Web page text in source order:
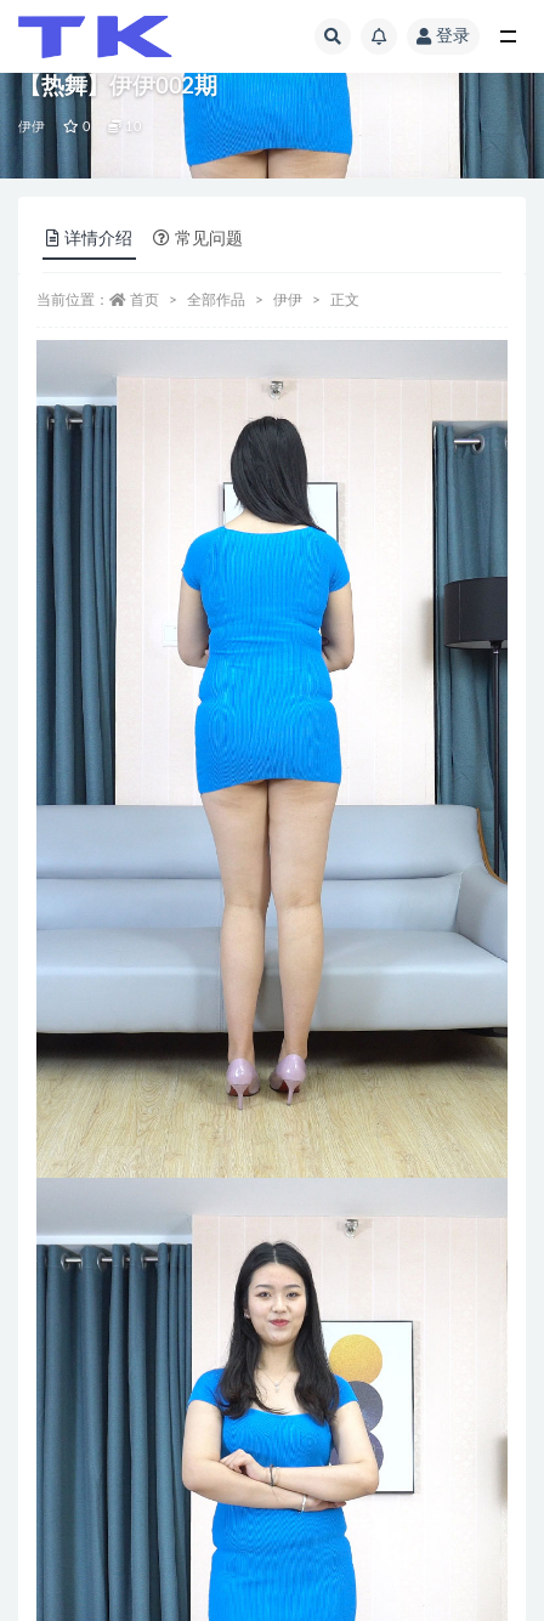
登录
【热舞】伊伊002期
伊伊 0 10
详情介绍 常见问题
当前位置： 首页 全部作品 伊伊 正文